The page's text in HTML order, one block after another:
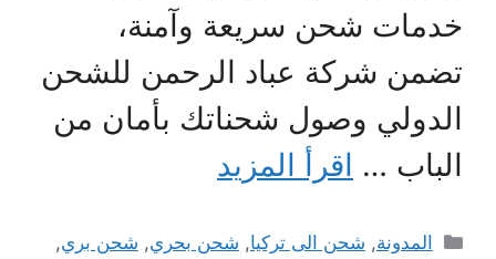
خدمات شحن سريعة وآمنة،
تضمن شركة عباد الرحمن للشحن
الدولي وصول شحناتك بأمان من
الباب … اقرأ المزيد
التصنيفات
المدونة, شحن الى تركيا, شحن بحري, شحن بري,